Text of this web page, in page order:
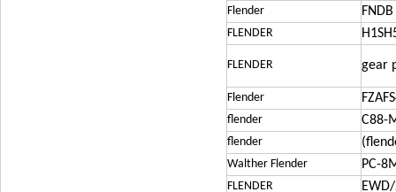
Flender
FLENDER
FLENDER gear
Flender
flender C88-
flender
Walther Flender PC-
FLENDER